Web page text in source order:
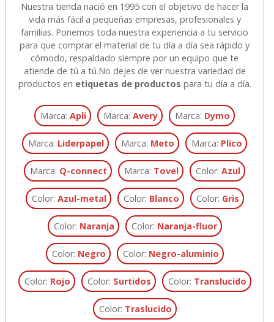
Nuestra tienda nació en 1995 con el objetivo de hacer la
vida más fácil a pequeñas empresas, profesionales y
familias. Ponemos toda nuestra experiencia a tu servicio
para que comprar el material de tu día a día sea rápido y
cómodo, respaldado siempre por un equipo que te
atiende de tú a tú.No dejes de ver nuestra variedad de
productos en etiquetas de productos para tu día a día.
Marca:Apli Marca:Avery Marca: Dymo
Marca: Liderpapel Marca: Meto Marca: Plico
Marca: Q-connect Marca: Tovel Color:Azul
Color: Azul-metal Color: Blanco Color: Gris
Color: Naranja Color: Naranja-fluor
Color: Negro Color: Negro-aluminio
Color: Rojo Color: Surtidos Color: Translucido
Color: Traslucido